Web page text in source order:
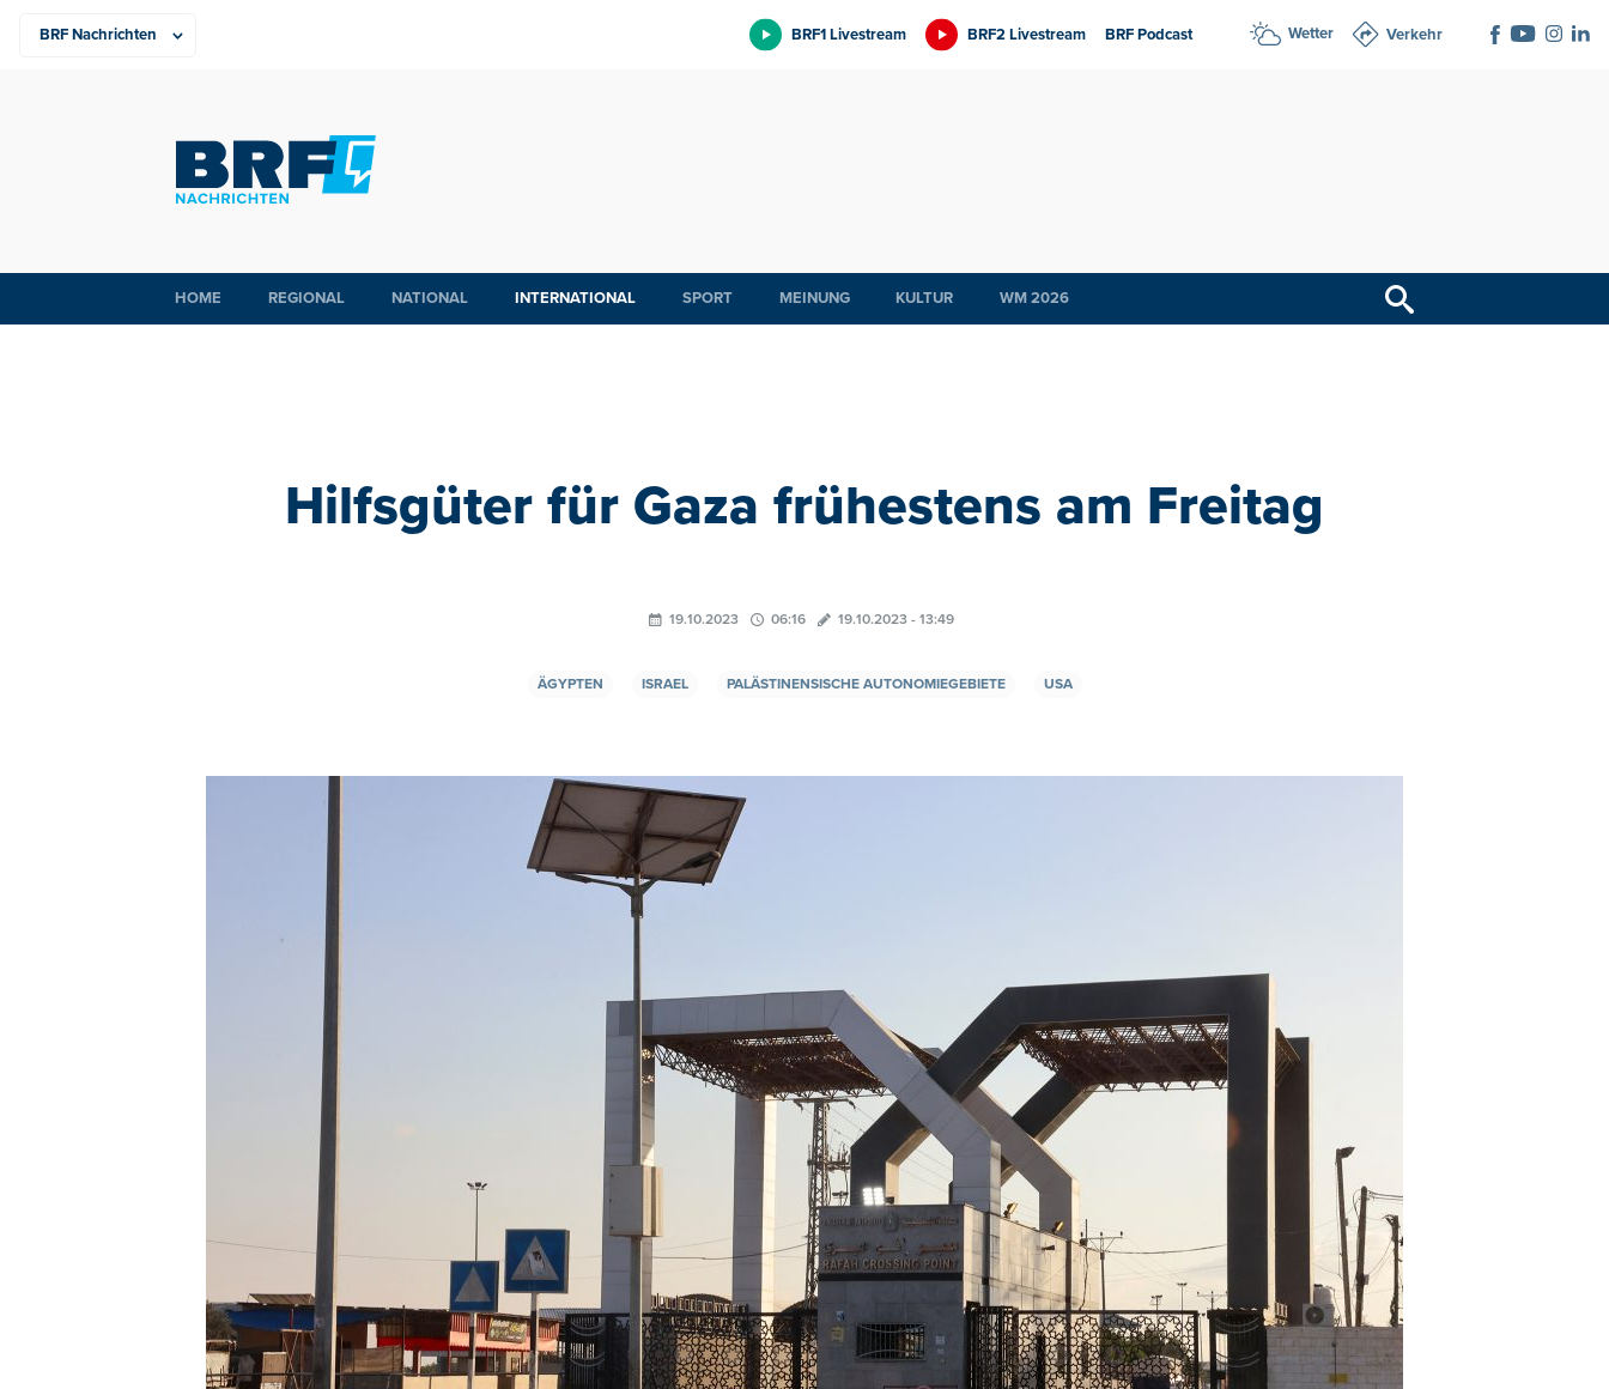
BRF1 Livestream BRF2 Livestream BRF Podcast Wetter Verkehr
HOME REGIONAL NATIONAL INTERNATIONAL SPORT MEINUNG KULTUR WM 2026
Hilfsgüter für Gaza frühestens am Freitag
19.10.2023 06:16 19.10.2023 - 13:49
ÄGYPTEN ISRAEL PALÄSTINENSISCHE AUTONOMIEGEBIETE USA